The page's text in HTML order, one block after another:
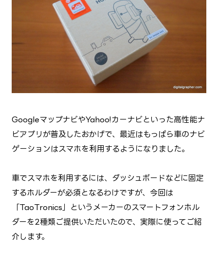
GoogleマップナビやYahoo!カーナビといった高性能ナ
ビアプリが普及したおかげで、最近はもっぱら車のナビ
ゲーションはスマホを利用するようになりました。
車でスマホを利用するには、ダッシュボードなどに固定
するホルダーが必須となるわけですが、今回は
「TaoTronics」というメーカーのスマートフォンホル
ダーを2種類ご提供いただいたので、実際に使ってご紹
介します。